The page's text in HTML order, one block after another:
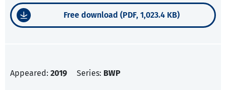
Free download (PDF, 1,023.4 KB)
Appeared: 2019 Series: BWP